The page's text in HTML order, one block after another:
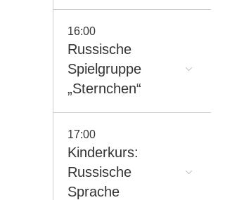
16:00
Russische
Spielgruppe
„Sternchen“
17:00
Kinderkurs:
Russische
Sprache